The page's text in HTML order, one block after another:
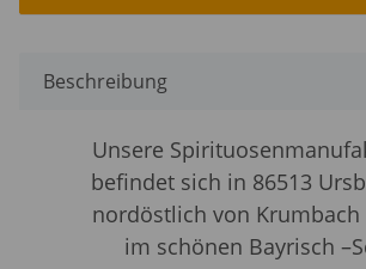
Beschreibung
Unsere
befindet sich in 86513
nordöstlich von
im schönen Bayrisch